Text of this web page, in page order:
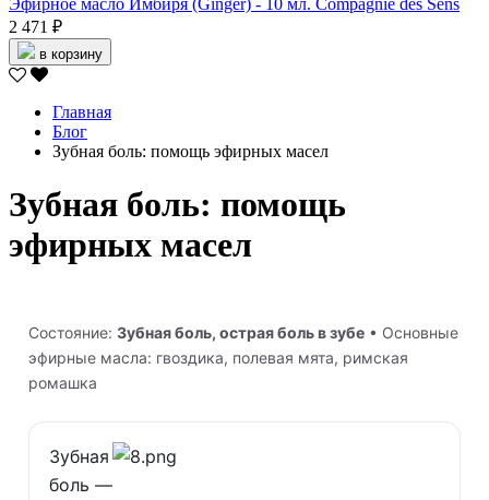
Эфирное масло Имбиря (Ginger) - 10 мл. Compagnie des Sens
2 471 ₽
в корзину
Главная
Блог
Зубная боль: помощь эфирных масел
Зубная боль: помощь
эфирных масел
Состояние: Зубная боль, острая боль в зубе • Основные
эфирные масла: гвоздика, полевая мята, римская
ромашка
Зубная
боль —